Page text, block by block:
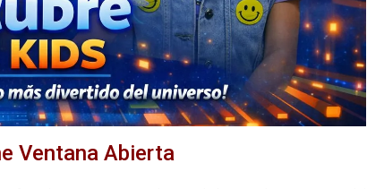
Ventana Abierta